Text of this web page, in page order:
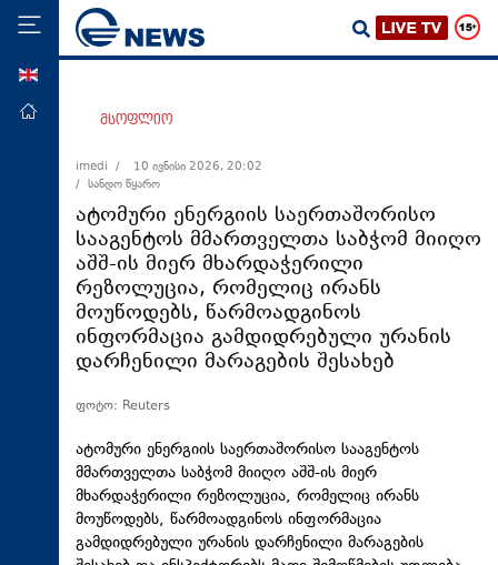
მთავარი
ეკონომიკა
მსოფლიო
ჯანდაცვა
საზოგადოება
სამართალი
თავდაცვა
რეგიონი
კულტურა
სპორტი
ტექნოლოგიები
ტაბლოიდი
მსოფლიო
imedi /
10 ივნისი 2026, 20:02
/ სანდო წყარო
ატომური ენერგიის საერთაშორისო
სააგენტოს მმართველთა საბჭომ მიიღო
აშშ-ის მიერ მხარდაჭერილი
რეზოლუცია, რომელიც ირანს
მოუწოდებს, წარმოადგინოს
ინფორმაცია გამდიდრებული ურანის
დარჩენილი მარაგების შესახებ
ფოტო: Reuters
ატომური ენერგიის საერთაშორისო სააგენტოს
მმართველთა საბჭომ მიიღო აშშ-ის მიერ
მხარდაჭერილი რეზოლუცია, რომელიც ირანს
მოუწოდებს, წარმოადგინოს ინფორმაცია
გამდიდრებული ურანის დარჩენილი მარაგების